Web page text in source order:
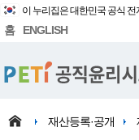
이 누리집은 대한민국 공식
홈 ENGLISH
재산등록·공개